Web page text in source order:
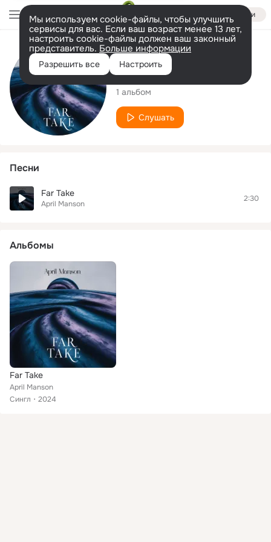
Войти
Мы используем cookie-файлы, чтобы улучшить
сервисы для вас. Если ваш возраст менее 13 лет,
настроить cookie-файлы должен ваш законный
представитель. Больше информации
Разрешить все Настроить
Исполнитель
April Manson
1 альбом
Слушать
Песни
Far Take
April Manson
2:30
Альбомы
Far Take
April Manson
Сингл
2024